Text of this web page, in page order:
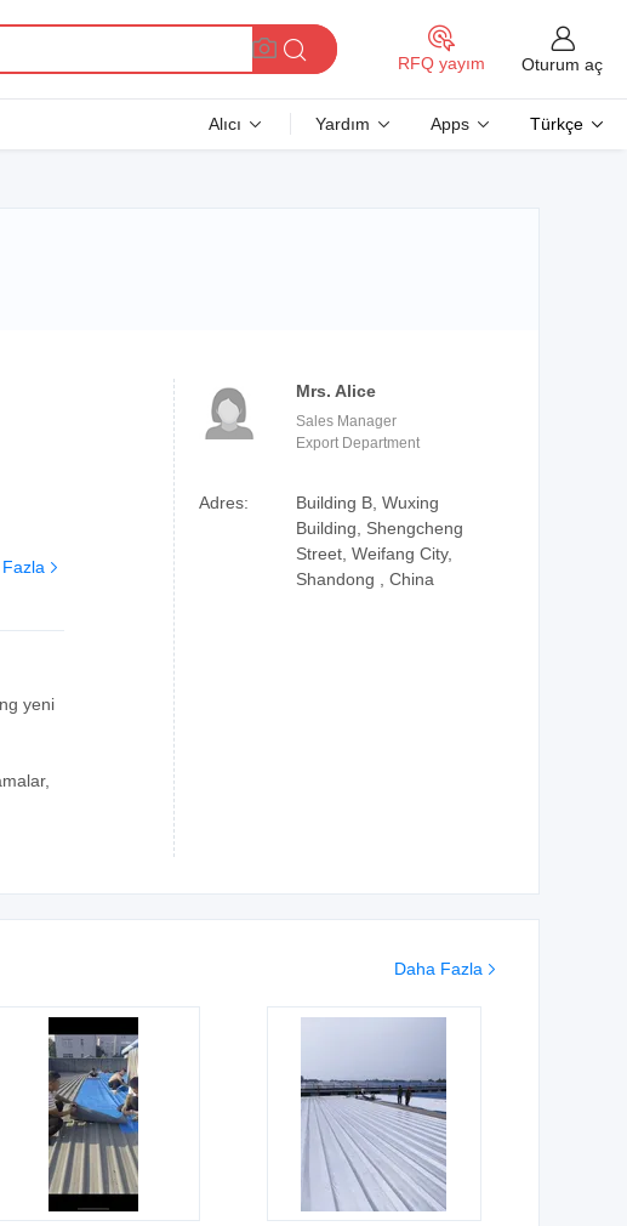
RFQ yayım Oturum aç
Alıcı Yardım Apps Türkçe
Mrs. Alice
Sales Manager
Export Department
Adres:
Building B, Wuxing
Building, Shengcheng
Street, Weifang City,
Shandong , China
yeni
Daha Fazla